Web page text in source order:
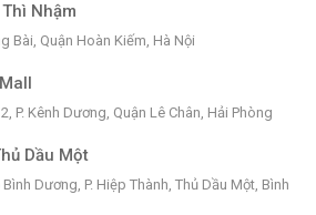
Nhậm
Bài, Quận Hoàn Kiếm, Hà Nội
P. Kênh Dương, Quận Lê Chân, Hải Phòng
Dầu Một
Dương, P. Hiệp Thành, Thủ Dầu Một, Bình